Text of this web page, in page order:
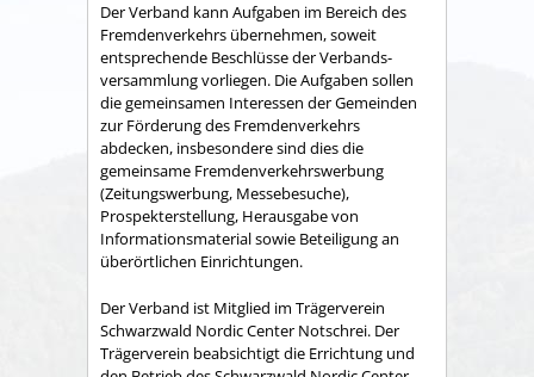
Der Verband kann Aufgaben im Bereich des
Fremdenverkehrs übernehmen, soweit
entsprechende Beschlüsse der Verbands­
versammlung vorliegen. Die Aufgaben sollen
die gemeinsamen Interessen der Gemeinden
zur Förderung des Fremdenverkehrs
abdecken, insbesondere sind dies die
gemeinsame Fremden­verkehrswerbung
(Zeitungswerbung, Messebesuche),
Prospekter­stellung, Herausgabe von
Informationsmaterial sowie Betei­ligung an
überörtlichen Einrichtungen.
Der Verband ist Mitglied im Trägerverein
Schwarzwald Nordic Center Notschrei. Der
Trägerverein beabsichtigt die Errichtung und